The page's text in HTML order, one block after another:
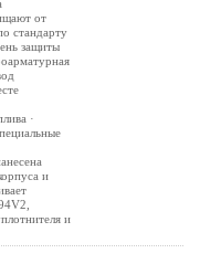
от
стандарту
защиты
·
и
и